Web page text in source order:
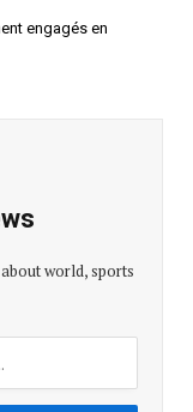
engagés en
world, sports